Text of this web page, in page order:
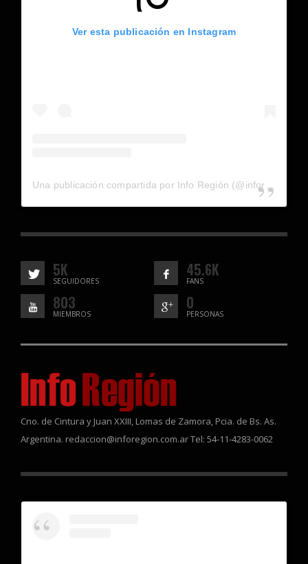
Ver esta publicación en Instagram
Una publicación compartida por Info Región (@inforegion_redes)
5K
SEGUIDORES
45.6K
FANS
803
MIEMBROS
0
PERSONAS
Cno. de Cintura y Juan XXIII, Lomas de Zamora, Pcia. de Bs. As.
Argentina. redaccion@inforegion.com.ar Tel: 54-11-4283-0062